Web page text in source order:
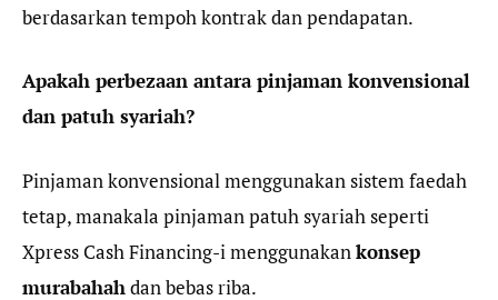
berdasarkan tempoh kontrak dan pendapatan.
Apakah perbezaan antara pinjaman konvensional
dan patuh syariah?
Pinjaman konvensional menggunakan sistem faedah
tetap, manakala pinjaman patuh syariah seperti
Xpress Cash Financing-i menggunakan konsep
murabahahdan bebas riba.